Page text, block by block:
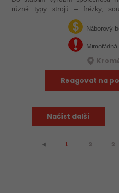
různé typy strojů – frézky,
Uplatnění u nás najdou
technických oborů, kteří se…Náborový
Reagovat na
Načíst další
⯇ 1 2 3